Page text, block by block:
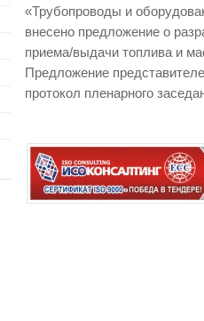
«Трубопроводы и
внесено предложение о
приема/выдачи топлива и
Предложение
протокол пленарного